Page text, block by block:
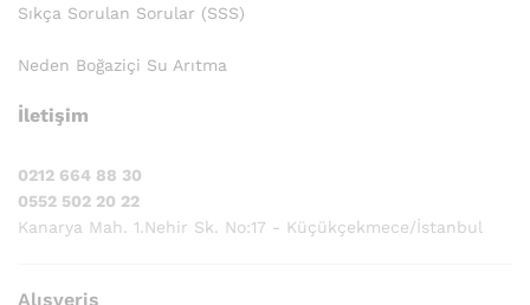
Sıkça Sorulan Sorular (SSS)
Neden Boğaziçi Su Arıtma
İletişim
0212 664 88 30
0552 502 20 22
Kanarya Mah. 1.Nehir Sk. No:17 - Küçükçekmece/İstanbul
Alışveriş